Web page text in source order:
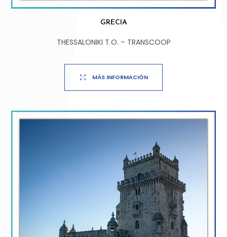
GRECIA
THESSALONIKI T.O. – TRANSCOOP
MÁS INFORMACIÓN